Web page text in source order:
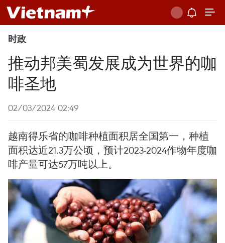
时政
推动邦美蜀发展成为世界的咖
啡圣地
02/03/2024 02:49
越南得乐省的咖啡种植面积居全国第一，种植
面积达近21.3万公顷，预计2023-2024作物年度咖
啡产量可达57万吨以上。